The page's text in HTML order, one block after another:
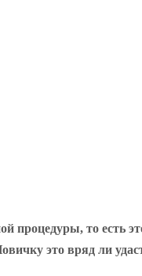
то есть
это вряд ли